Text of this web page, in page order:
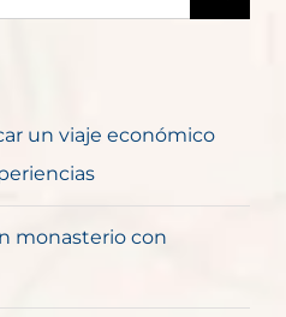
un viaje económico
monasterio con